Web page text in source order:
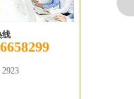
线
2923